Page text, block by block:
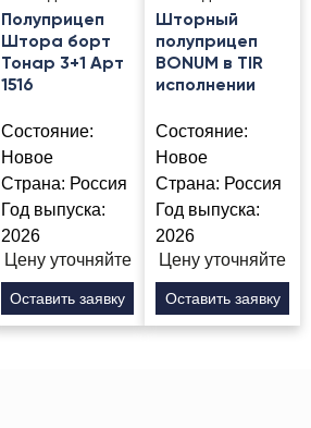
Полуприцеп
Штора борт
Тонар 3+1 Арт
1516
Состояние:
Новое
Страна: Россия
Год выпуска:
2026
Цену уточняйте
Оставить заявку
Шторный
полуприцеп
BONUM в TIR
исполнении
Состояние:
Новое
Страна: Россия
Год выпуска:
2026
Цену уточняйте
Оставить заявку